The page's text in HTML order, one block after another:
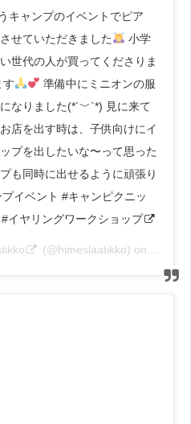
キャンプのイベントでピア
せていただきました
小学
世代の人が買ってくださりま
す
準備中にミニオンの服
なりました(*´﹀`*) 見に来て
店を出す時は、子供向けにイ
プを出したいな〜って思った
も同時に出せるように頑張り
イベント #キャンピクニッ
イヤリングワークショップ
(@himeslaatikko) on